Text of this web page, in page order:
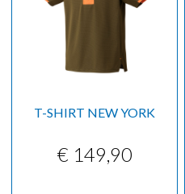
T-SHIRT NEW YORK
€ 149,90